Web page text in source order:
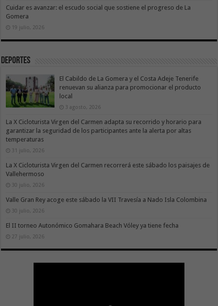
Cuidar es avanzar: el escudo social que sostiene el progreso de La
Gomera
19 julio, 2026
Deportes
El Cabildo de La Gomera y el Costa Adeje Tenerife
renuevan su alianza para promocionar el producto
local
3 agosto, 2026
La X Cicloturista Virgen del Carmen adapta su recorrido y horario para
garantizar la seguridad de los participantes ante la alerta por altas
temperaturas
31 julio, 2026
La X Cicloturista Virgen del Carmen recorrerá este sábado los paisajes de
Vallehermoso
30 julio, 2026
Valle Gran Rey acoge este sábado la VII Travesía a Nado Isla Colombina
30 julio, 2026
El II torneo Autonómico Gomahara Beach Vóley ya tiene fecha
27 julio, 2026